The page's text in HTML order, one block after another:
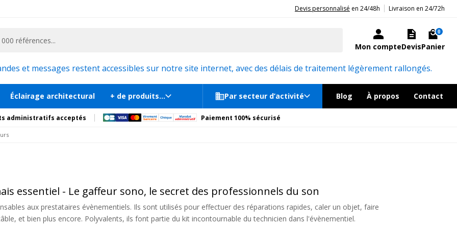
et la communication, stand exposition, scène, podium et estrade, etc. | 20ans d'expérience aux côtés des professionnels et acteurs publics.
Devis personnalisé en 24/48h Livraison en 24/72h
Mon compteDevisPanier
0
et messages restent accessibles sur notre site internet, avec des délais de traitement légèrement rallongés.
Éclairage architectural + de produits... Par secteur d’activité Blog À propos Contact
administratifs acceptés Paiement 100% sécurisé
essentiel - Le gaffeur sono, le secret des professionnels du son
aux prestataires évènementiels. Ils sont utilisés pour effectuer des réparations rapides, caler un objet, faire
et bien plus encore. Polyvalents, ils font partie du kit incontournable du technicien dans l'évènementiel.